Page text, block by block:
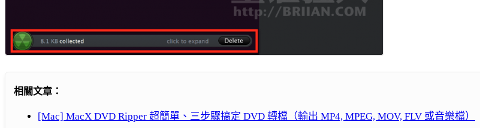
相關文章：
[Mac] MacX DVD Ripper 超簡單、三步驟搞定 DVD 轉檔（輸出 MP4, MPEG, MOV, FLV 或音樂檔）